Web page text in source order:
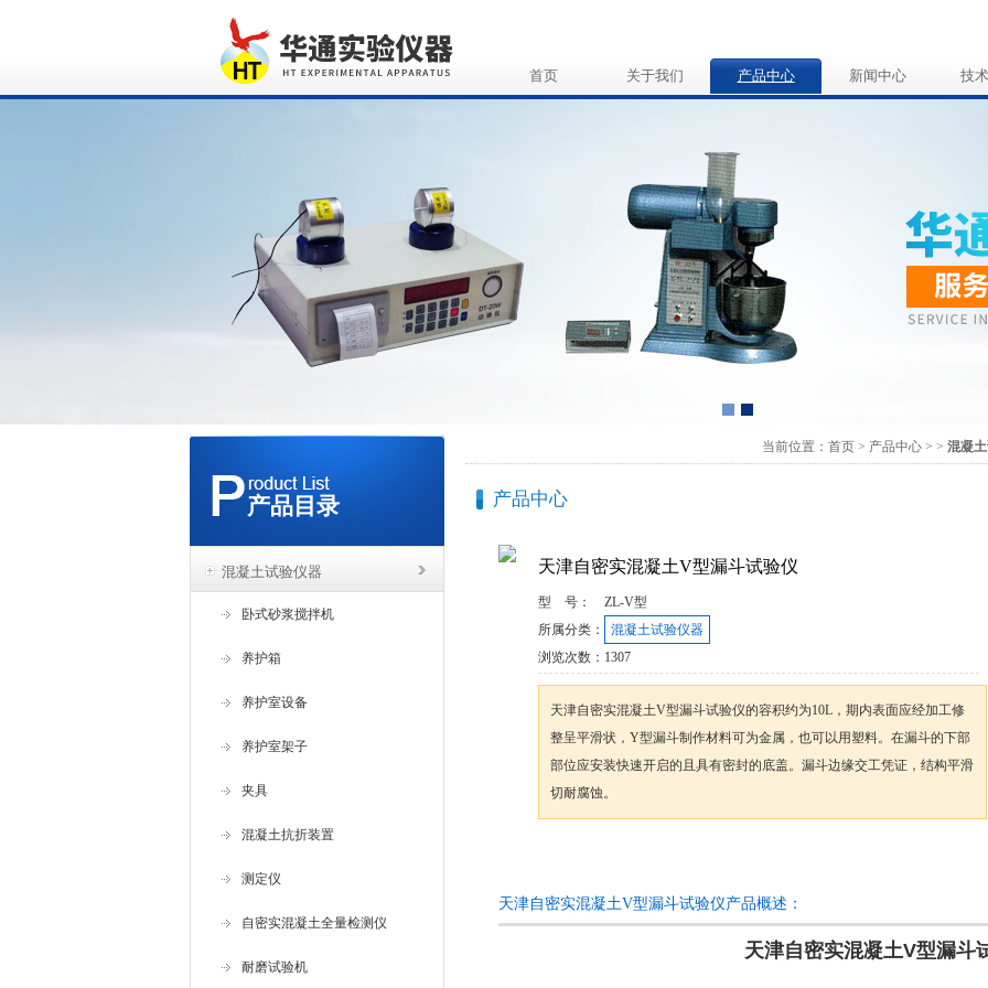
首页 关于我们 产品中心 新闻中心 技
产品目录
混凝土试验仪器
卧式砂浆搅拌机
养护箱
养护室设备
养护室架子
夹具
混凝土抗折装置
测定仪
自密实混凝土全量检测仪
耐磨试验机
当前位置： 首页 > 产品中心 > > 混凝
产品中心
天津自密实混凝土V型漏斗试验仪
型 号：
ZL-V型
所属分类：
混凝土试验仪器
浏览次数： 1307
天津自密实混凝土V型漏斗试验仪的容积约为10L，期内表面应经加工修
整呈平滑状，Y型漏斗制作材料可为金属，也可以用塑料。在漏斗的下部
部位应安装快速开启的且具有密封的底盖。漏斗边缘交工凭证，结构平滑
切耐腐蚀。
天津自密实混凝土V型漏斗试验仪产品概述：
天津自密实混凝土V型漏斗